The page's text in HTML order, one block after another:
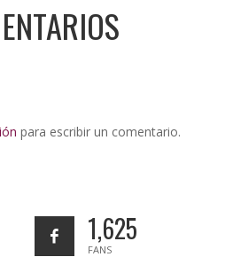
para escribir un comentario.
1,625
FANS